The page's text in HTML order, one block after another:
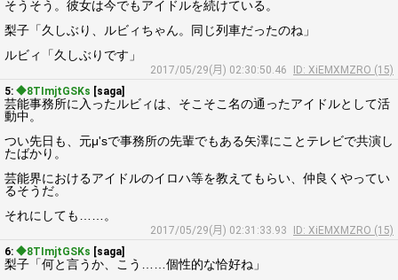
そうそう。彼女は今でもアイドルを続けている。
梨子「久しぶり、ルビィちゃん。同じ列車だったのね」
ルビィ「久しぶりです」
2017/05/29(月) 02:30:50.46
ID: XiEMXMZRO (15)
5: ◆8TImjtGSKs [saga]
芸能事務所に入ったルビィは、そこそこ名の通ったアイドルとして活
動中。
つい先日も、元μ'sで事務所の先輩でもある矢澤にことテレビで共演し
たばかり。
芸能界におけるアイドルのイロハ等を教えてもらい、仲良くやってい
るそうだ。
それにしても……。
2017/05/29(月) 02:31:33.93
ID: XiEMXMZRO (15)
6: ◆8TImjtGSKs [saga]
梨子「何と言うか、こう……個性的な恰好ね」